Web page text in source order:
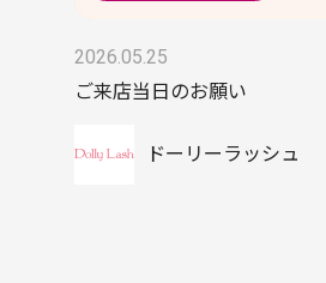
2026.05.25
ご来店当日のお願い
ドーリーラッシュ